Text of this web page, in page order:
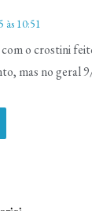
10:51
o crostini
mas no geral